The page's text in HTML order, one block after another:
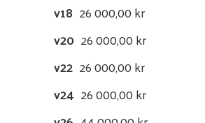
v18 26 000,00 kr
v20 26 000,00 kr
v22 26 000,00 kr
v24 26 000,00 kr